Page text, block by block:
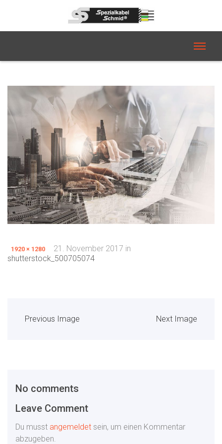
1920 × 1280 21. November 2017 in
shutterstock_500705074
Previous Image Next Image
No comments
Leave Comment
Du musst angemeldet sein, um einen Kommentar
abzugeben.